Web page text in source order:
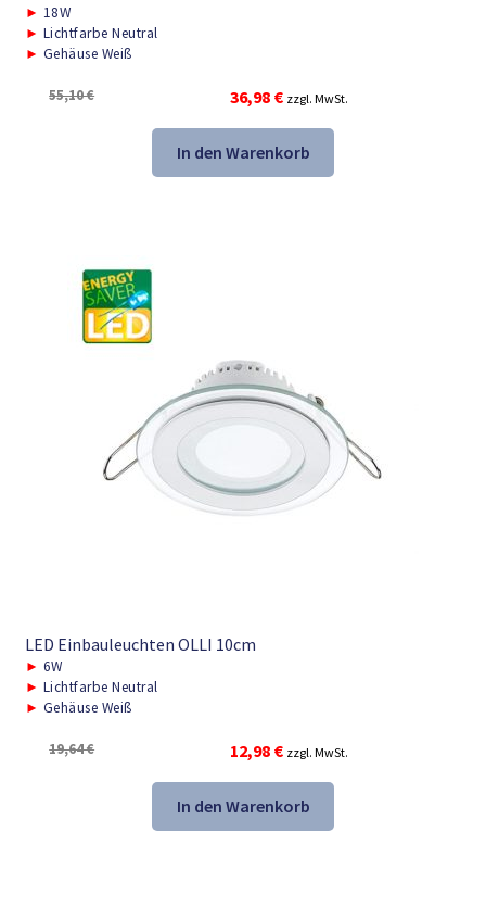
► 18W
► Lichtfarbe Neutral
► Gehäuse Weiß
55,10€
Ursprünglicher
Preis
war:
55,10 €
36,98 €Aktueller
Preis
ist:
36,98 €.
zzgl. MwSt.
In den Warenkorb
LED Einbauleuchten OLLI 10cm
► 6W
► Lichtfarbe Neutral
► Gehäuse Weiß
19,64€
Ursprünglicher
Preis
war:
19,64 €
12,98 €Aktueller
Preis
ist:
12,98 €.
zzgl. MwSt.
In den Warenkorb